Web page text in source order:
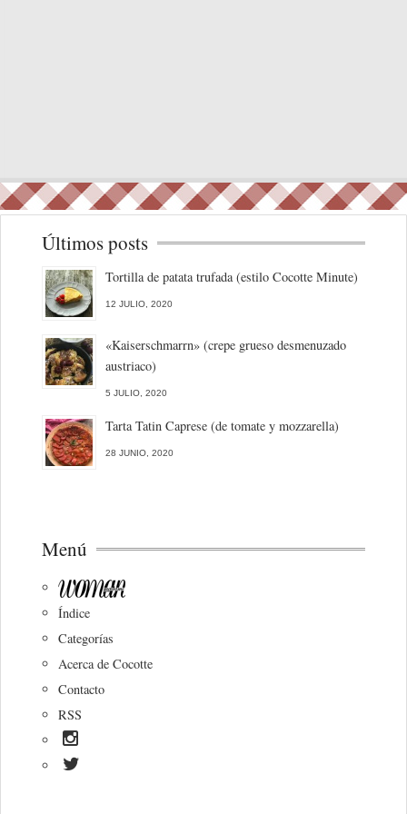
Últimos posts
Tortilla de patata trufada (estilo Cocotte Minute)
12 JULIO, 2020
«Kaiserschmarrn» (crepe grueso desmenuzado
austriaco)
5 JULIO, 2020
Tarta Tatin Caprese (de tomate y mozzarella)
28 JUNIO, 2020
Menú
Índice
Categorías
Acerca de Cocotte
Contacto
RSS